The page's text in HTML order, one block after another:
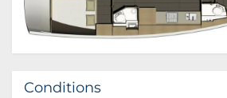
Conditions